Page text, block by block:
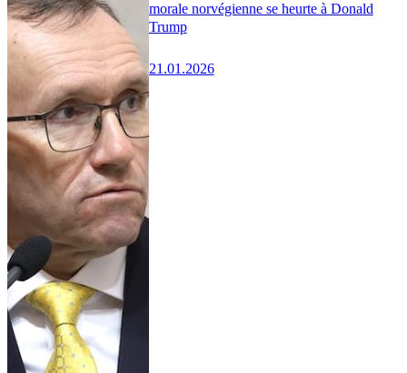
morale norvégienne se heurte à Donald
Trump
21.01.2026